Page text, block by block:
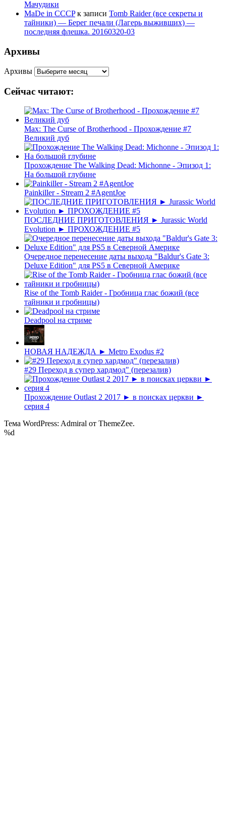
Мачудики
MaDe in CCCPк записи Tomb Raider (все секреты и
тайники) — Берег печали (Лагерь выживших) —
последняя флешка. 20160320-03
Архивы
Архивы
Сейчас читают:
Max: The Curse of Brotherhood - Прохождение #7
Великий дуб
Прохождение The Walking Dead: Michonne - Эпизод 1:
На большой глубине
Painkiller - Stream 2 #AgentJoe
ПОСЛЕДНИЕ ПРИГОТОВЛЕНИЯ ► Jurassic World
Evolution ► ПРОХОЖДЕНИЕ #5
Очередное перенесение даты выхода "Baldur's Gate 3:
Deluxe Edition" для PS5 в Северной Америке
Rise of the Tomb Raider - Гробница глас божий (все
тайники и гробницы)
Deadpool на стриме
НОВАЯ НАДЕЖДА ► Metro Exodus #2
#29 Переход в супер хардмод" (перезалив)
Прохождение Outlast 2 2017 ► в поисках церкви ►
серия 4
Тема WordPress: Admiral от ThemeZee.
%d